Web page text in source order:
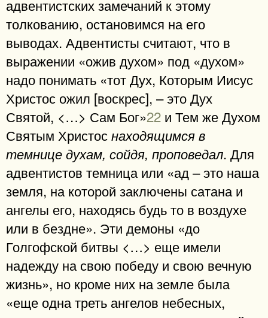
адвентистских замечаний к этому
толкованию, остановимся на его
выводах. Адвентисты считают, что в
выражении «ожив духом» под «духом»
надо понимать «тот Дух, Которым Иисус
Христос ожил [воскрес], – это Дух
Святой, <…> Сам Бог»22 и Тем же Духом
Святым Христоснаходящимся в
темнице духам, сойдя, проповедал. Для
адвентистов темница или «ад – это наша
земля, на которой заключены сатана и
ангелы его, находясь будь то в воздухе
или в бездне». Эти демоны «до
Голгофской битвы <…> еще имели
надежду на свою победу и свою вечную
жизнь», но кроме них на земле была
«еще одна треть ангелов небесных,